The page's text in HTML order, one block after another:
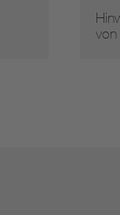
von